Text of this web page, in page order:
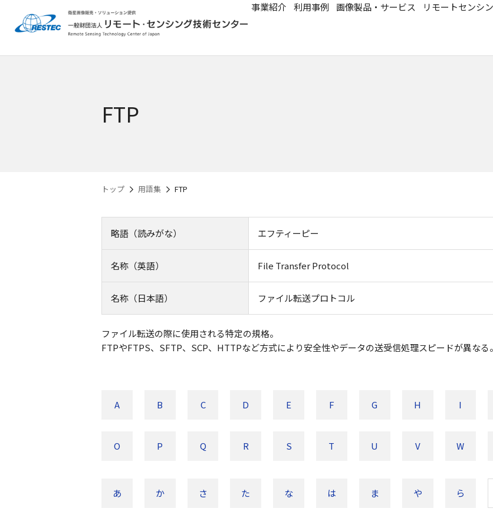
事業紹介 利用事例 画像製品・サービス リモートセンシ
FTP
トップ 用語集 FTP
略語（読みがな） エフティーピー
名称（英語） File Transfer Protocol
名称（日本語） ファイル転送プロトコル
ファイル転送の際に使用される特定の規格。
FTPやFTPS、SFTP、SCP、HTTPなど方式により安全性やデータの送受信処理スピードが異なる。
A B C D E F G H I
O P Q R S T U V W
あ か さ た な は ま や ら